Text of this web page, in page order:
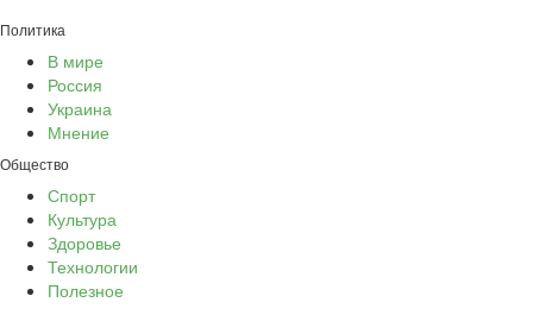
Политика
В мире
Россия
Украина
Мнение
Общество
Спорт
Культура
Здоровье
Технологии
Полезное